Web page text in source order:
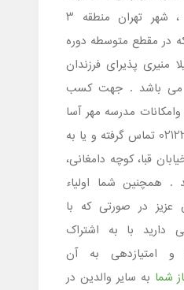
واقع در استان تهران ، شهر تهران منطقه 3
در مقطع متوسطه دوره
منیری پذیرای فرزندان
می باشد . جهت کسب
مدرسه مهر آسا
با شماره تلفن 02122842959 تماس گرفته و یا به
قبا، کوچه دامغانی،
. همچنین شما اولیاء
عزیز در صورتی که با
دارید با به اشتراک
امتیازدهی به آن
شما به سایر والدین در